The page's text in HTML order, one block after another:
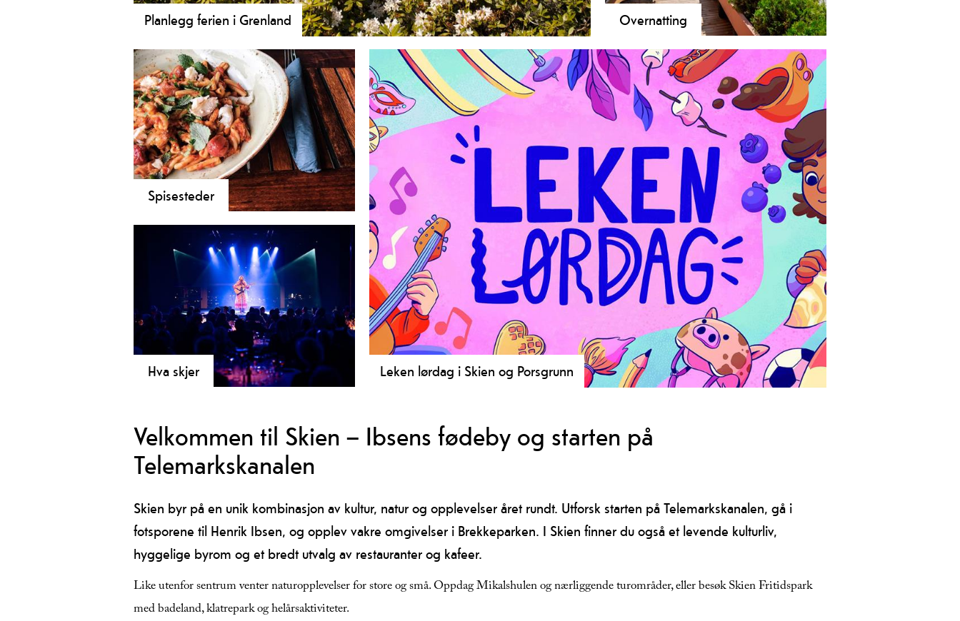
Planlegg ferien i Grenland Overnatting
Skien har overnattingstilbud innenfor
både hotell, hytter, leiligheter og
camping. Du finner noe som passer
uansett ønsker og lommebok. Byhoteller,
hotell i landlige omgivelser og camping
ved Norsjø.
Spisesteder
Trenger du en pust i bakken, her finnes
det mange kafeer og restauranter i
koselige omgivelser.
Hva skjer Leken lørdag i Skien og Porsgrunn
Porsgrunn.
Velkommen til Skien – Ibsens fødeby og starten på
Telemarkskanalen
Skien byr på en unik kombinasjon av kultur, natur og opplevelser året rundt. Utforsk starten på Telemarkskanalen, gå i
fotsporene til Henrik Ibsen, og opplev vakre omgivelser i Brekkeparken. I Skien finner du også et levende kulturliv,
hyggelige byrom og et bredt utvalg av restauranter og kafeer.
Like utenfor sentrum venter naturopplevelser for store og små. Oppdag Mikalshulen og nærliggende turområder, eller besøk Skien Fritidspark
med badeland, klatrepark og helårsaktiviteter.